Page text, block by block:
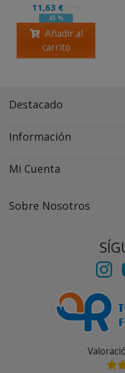
11,63 €21,14 €
45 %
Añadir al
carrito
Destacado
Información
Mi Cuenta
Sobre Nosotros